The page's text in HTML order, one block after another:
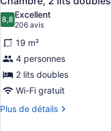
toutes
les
photos
pour
ce
type
de
chambre :
8,88,8 sur 10
Excellent
206 avis
(206 avis)
19 m²
4 personnes
2 lits doubles
Wi-Fi gratuit
Plus de détails
Plus